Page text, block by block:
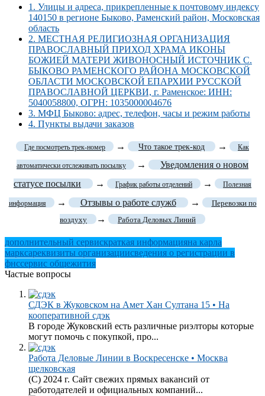
1. Улицы и адреса, прикрепленные к почтовому индексу
140150 в регионе Быково, Раменский район, Московская
область
2. МЕСТНАЯ РЕЛИГИОЗНАЯ ОРГАНИЗАЦИЯ
ПРАВОСЛАВНЫЙ ПРИХОД ХРАМА ИКОНЫ
БОЖИЕЙ МАТЕРИ ЖИВОНОСНЫЙ ИСТОЧНИК С.
БЫКОВО РАМЕНСКОГО РАЙОНА МОСКОВСКОЙ
ОБЛАСТИ МОСКОВСКОЙ ЕПАРХИИ РУССКОЙ
ПРАВОСЛАВНОЙ ЦЕРКВИ, г. Раменское: ИНН:
5040058800, ОГРН: 1035000004676
3. МФЦ Быково: адрес, телефон, часы и режим работы
4. Пункты выдачи заказов
Где посмотреть трек-номер → Что такое трек-код → Как
автоматически отслеживать посылку →
Уведомления о новом
статусе посылки
→ График работы отделений → Полезная
информация → Отзывы о работе служб →
Перевозки по
воздуху
→ Работа Деловых Линий
дополнительный сервискраткая информацияна карла
марксареквизиты организациисведения о регистрации в
фнссервис общежития
Частые вопросы
СДЭК в Жуковском на Амет Хан Султана 15 • На
кооперативной сдэк
В городе Жуковский есть различные риэлторы которые
могут помочь с покупкой, про...
Работа Деловые Линии в Воскресенске • Москва
щелковская
(C) 2024 г. Сайт свежих прямых вакансий от
работодателей и официальных компаний...